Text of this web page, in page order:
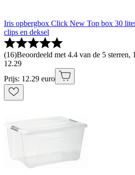
Iris opbergbox Click New Top box 30
clips en deksel
(16)Beoordeeld met 4.4 van de 5 sterren,
12.29
Prijs: 12.29 euro